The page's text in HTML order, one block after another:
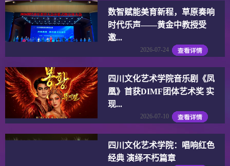
数智赋能美育新程，草原奏响
时代乐声——黄金中教授受
邀...
2026-07-24
四川文化艺术学院音乐剧《凤
凰》首获DIMF团体艺术奖 实
现...
2026-07-10
四川文化艺术学院：唱响红色
经典 演绎不朽篇章